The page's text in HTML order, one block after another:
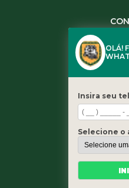
(11)
OLÁ!
Insira seu
Selecione o